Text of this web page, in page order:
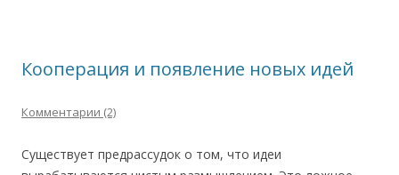
Кооперация и появление новых идей
Комментарии (2)
Существует предрассудок о том, что идеи